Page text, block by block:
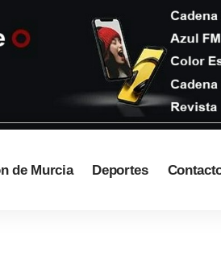
de Murcia Deportes